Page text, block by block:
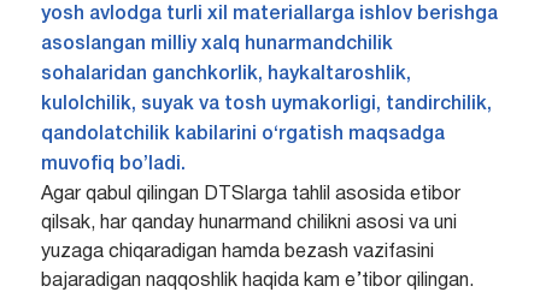
yosh avlodga turli xil materiallarga ishlov berishga
asoslangan milliy xalq hunarmandchilik
sohalaridan ganchkorlik, haykaltaroshlik,
kulolchilik, suyak va tosh uymakorligi, tandirchilik,
qandolatchilik kabilarini o‘rgatish maqsadga
muvofiq bo’ladi.
Agar qabul qilingan DTSlarga tahlil asosida etibor
qilsak, har qanday hunarmand chilikni asosi va uni
yuzaga chiqaradigan hamda bezash vazifasini
bajaradigan naqqoshlik haqida kam e’tibor qilingan.